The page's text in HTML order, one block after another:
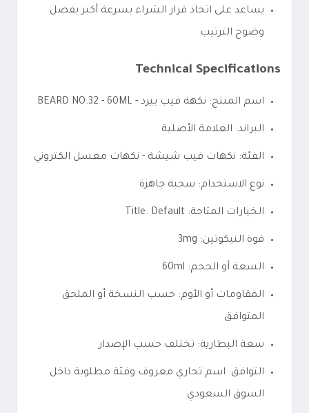
يساعد على اتخاذ قرار الشراء بسرعة أكبر بفضل
وضوح الترتيب
Technical Specifications
اسم المنتج: نكهة فيب بيرد - BEARD NO.32 - 60ML
البراند: العلامة الأصلية
الفئة: نكهات فيب شيشة - نكهات معسل الكتروني
نوع الاستخدام: سحبة جاهزة
الخيارات المتاحة: Title: Default
قوة النيكوتين: 3mg
السعة أو الحجم: 60ml
المقاومات أو الأوم: حسب النسخة أو الملحق
المتوافق
سعة البطارية: تختلف حسب الإصدار
التوافق: اسم تجاري معروف وفئة مطلوبة داخل
السوق السعودي